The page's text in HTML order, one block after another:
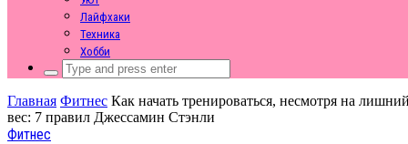
Лайфхаки
Техника
Хобби
Search
for:
Главная Фитнес Как начать тренироваться, несмотря на
вес: 7 правил Джессамин Стэнли
Фитнес